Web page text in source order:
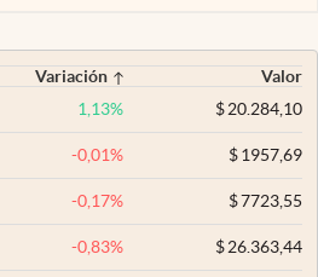
Variación
Valor
1,13% $20.284,10
-0,01% $1957,69
-0,17% $7723,55
-0,83% $26.363,44